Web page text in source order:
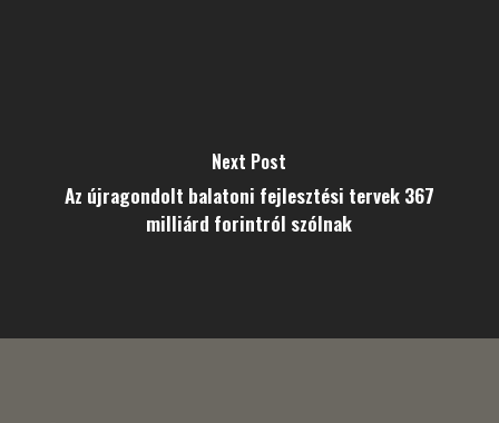
Next Post
Az újragondolt balatoni fejlesztési tervek 367
milliárd forintról szólnak